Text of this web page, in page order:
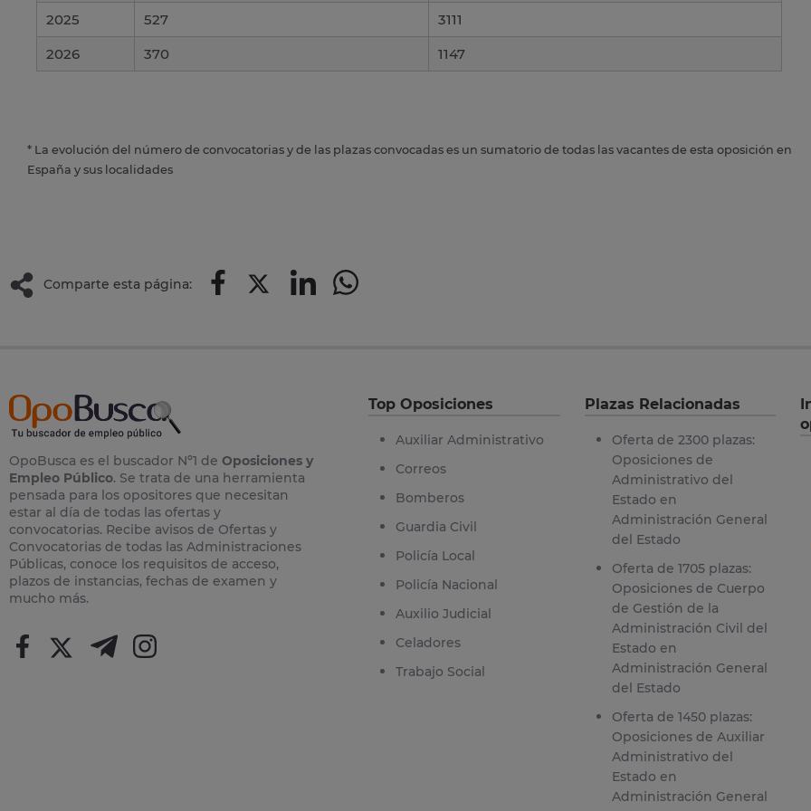
2025
527
3111
2026
370 1147
* La evolución del número de convocatorias y de las plazas convocadas es un sumatorio de todas las vacantes de esta oposición en
España y sus localidades
Comparte esta página:
OpoBusca es el buscador Nº1 de Oposiciones y
Empleo Público. Se trata de una herramienta
pensada para los opositores que necesitan
estar al día de todas las ofertas y
convocatorias. Recibe avisos de Ofertas y
Convocatorias de todas las Administraciones
Públicas, conoce los requisitos de acceso,
plazos de instancias, fechas de examen y
mucho más.
Top Oposiciones
Auxiliar Administrativo
Correos
Bomberos
Guardia Civil
Policía Local
Policía Nacional
Auxilio Judicial
Celadores
Trabajo Social
Plazas Relacionadas
Oferta de 2300 plazas:
Oposiciones de
Administrativo del
Estado en
Administración General
del Estado
Oferta de 1705 plazas:
Oposiciones de Cuerpo
de Gestión de la
Administración Civil del
Estado en
Administración General
del Estado
Oferta de 1450 plazas:
Oposiciones de Auxiliar
Administrativo del
Estado en
Administración General